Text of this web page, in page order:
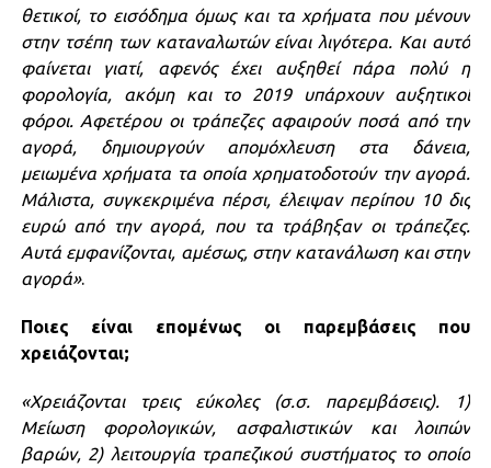
θετικοί, το εισόδημα όμως και τα χρήματα που μένουν
στην τσέπη των καταναλωτών είναι λιγότερα. Και αυτό
φαίνεται γιατί, αφενός έχει αυξηθεί πάρα πολύ η
φορολογία, ακόμη και το 2019 υπάρχουν αυξητικοί
φόροι. Αφετέρου οι τράπεζες αφαιρούν ποσά από την
αγορά, δημιουργούν απομόχλευση στα δάνεια,
μειωμένα χρήματα τα οποία χρηματοδοτούν την αγορά.
Μάλιστα, συγκεκριμένα πέρσι, έλειψαν περίπου 10 δις
ευρώ από την αγορά, που τα τράβηξαν οι τράπεζες.
Αυτά εμφανίζονται, αμέσως, στην κατανάλωση και στην
αγορά».
Ποιες είναι επομένως οι παρεμβάσεις που
χρειάζονται;
«Χρειάζονται τρεις εύκολες (σ.σ. παρεμβάσεις). 1)
Μείωση φορολογικών, ασφαλιστικών και λοιπών
βαρών, 2) λειτουργία τραπεζικού συστήματος το οποίο